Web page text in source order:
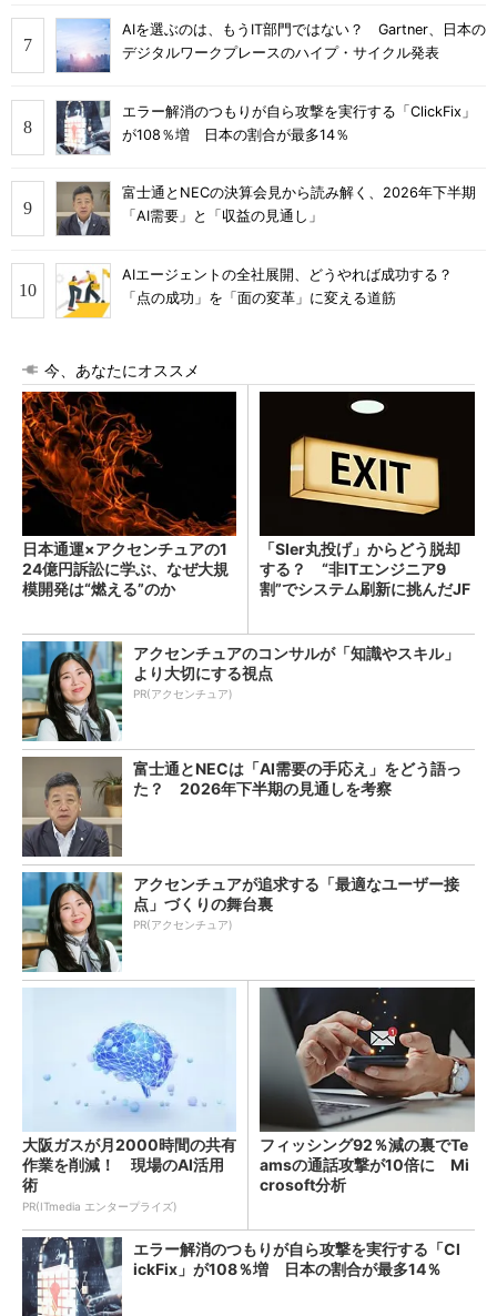
AIを選ぶのは、もうIT部門ではない？ Gartner、日本の
デジタルワークプレースのハイプ・サイクル発表
エラー解消のつもりが自ら攻撃を実行する「ClickFix」
が108％増 日本の割合が最多14％
富士通とNECの決算会見から読み解く、2026年下半期
「AI需要」と「収益の見通し」
AIエージェントの全社展開、どうやれば成功する？
「点の成功」を「面の変革」に変える道筋
今、あなたにオススメ
日本通運×アクセンチュアの1
24億円訴訟に学ぶ、なぜ大規
模開発は“燃える”のか
「SIer丸投げ」からどう脱却
する？ “非ITエンジニア9
割”でシステム刷新に挑んだJF
アクセンチュアのコンサルが「知識やスキル」
より大切にする視点
PR(アクセンチュア)
富士通とNECは「AI需要の手応え」をどう語っ
た？ 2026年下半期の見通しを考察
アクセンチュアが追求する「最適なユーザー接
点」づくりの舞台裏
PR(アクセンチュア)
大阪ガスが月2000時間の共有
作業を削減！ 現場のAI活用
術
PR(ITmedia エンタープライズ)
フィッシング92％減の裏でTe
amsの通話攻撃が10倍に Mi
crosoft分析
エラー解消のつもりが自ら攻撃を実行する「Cl
ickFix」が108％増 日本の割合が最多14％